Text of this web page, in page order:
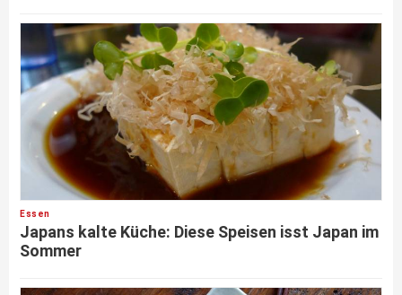
Essen
Japans kalte Küche: Diese Speisen isst Japan im
Sommer